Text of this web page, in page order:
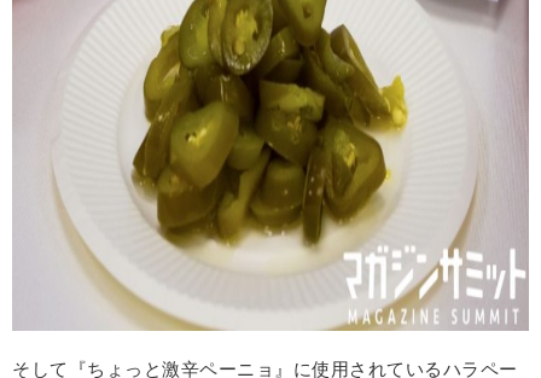
そして『ちょっと激辛ペーニョ』に使用されているハラペー